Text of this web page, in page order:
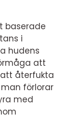
baserade
i
hudens
att
återfukta
förlorar
med